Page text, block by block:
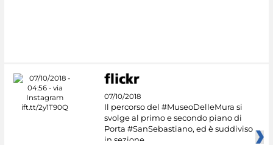
07/10/2018
Il percorso del #MuseoDelleMura si
svolge al primo e secondo piano di
Porta #SanSebastiano, ed è suddiviso
in sezione